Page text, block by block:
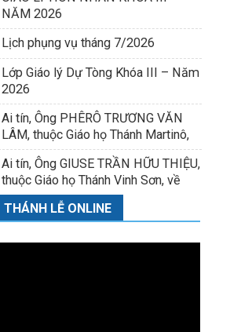
NĂM 2026
Lịch phụng vụ tháng 7/2026
Lớp Giáo lý Dự Tòng Khóa III – Năm
2026
Ai tín, Ông PHÊRÔ TRƯƠNG VĂN
LÂM, thuộc Giáo họ Thánh Martinô,
về nhà Cha
Ai tín, Ông GIUSE TRẦN HỮU THIỆU,
thuộc Giáo họ Thánh Vinh Sơn, về
nhà Cha
THÁNH LỄ ONLINE